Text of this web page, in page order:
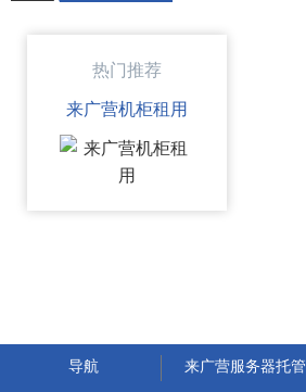
热门推荐
来广营机柜租用
导航 来广营服务器托管